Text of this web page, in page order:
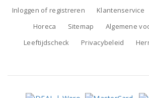
Inloggen of registreren Klantenservice
Horeca
Sitemap
Algemene
Leeftijdscheck
Privacybeleid